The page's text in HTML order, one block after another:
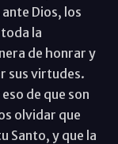
Dios, los
la
de honrar y
sus virtudes.
de que son
olvidar que
Santo, y que la